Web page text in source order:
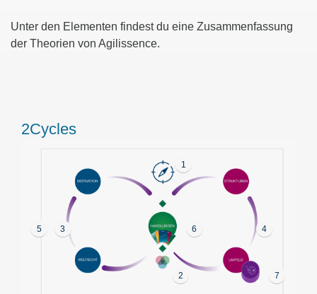
Unter den Elementen findest du eine Zusammenfassung
der Theorien von Agilissence.
2Cycles
1
2
3 4
5 6
7